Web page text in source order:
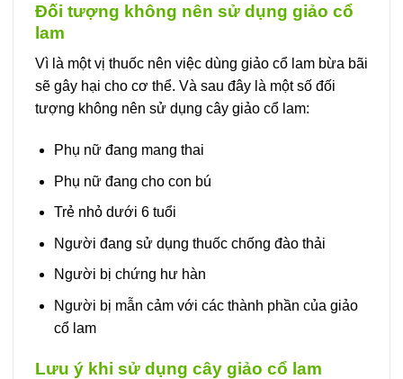
Đối tượng không nên sử dụng giảo cổ
lam
Vì là một vị thuốc nên việc dùng giảo cổ lam bừa bãi
sẽ gây hại cho cơ thể. Và sau đây là một số đối
tượng không nên sử dụng cây giảo cổ lam:
Phụ nữ đang mang thai
Phụ nữ đang cho con bú
Trẻ nhỏ dưới 6 tuổi
Người đang sử dụng thuốc chống đào thải
Người bị chứng hư hàn
Người bị mẫn cảm với các thành phần của giảo
cổ lam
Lưu ý khi sử dụng cây giảo cổ lam